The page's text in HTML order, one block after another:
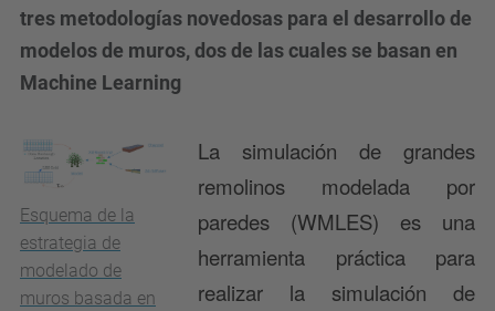
tres metodologías novedosas para el desarrollo de
modelos de muros, dos de las cuales se basan en
Machine Learning
Esquema de la
estrategia de
modelado de
muros basada en
La simulación de grandes
remolinos modelada por
paredes (WMLES) es una
herramienta práctica para
realizar la simulación de